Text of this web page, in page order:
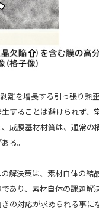
離を増長する引っ張り熱
することは避けられず、
成膜基材材質は、通常の
る。
解決策は、素材自体の結
あり、素材自体の課題解
の対応が求められる事に